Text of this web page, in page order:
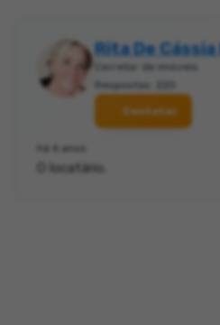
Rita De
Corretor de imóveis
Respostas: 220
Contatar
há 6 anos
O locatário.